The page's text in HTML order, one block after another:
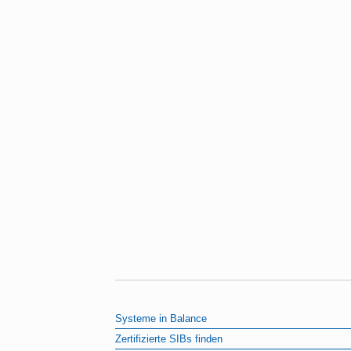
Systeme in Balance
Zertifizierte SIBs finden